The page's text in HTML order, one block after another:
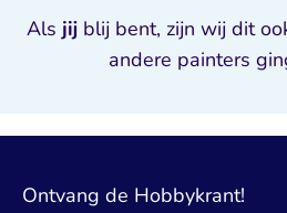
Als jij blij bent, zijn wij dit
andere painters
Ontvang de Hobbykrant!